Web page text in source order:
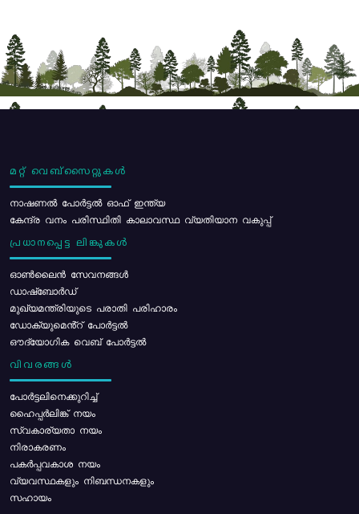
മറ്റ് വെബ്സൈറ്റുകൾ
നാഷണൽ പോർട്ടൽ ഓഫ് ഇന്ത്യ
കേന്ദ്ര വനം പരിസ്ഥിതി കാലാവസ്ഥ വ്യതിയാന വകുപ്പ്
പ്രധാനപ്പെട്ട ലിങ്കുകൾ
ഓൺലൈൻ സേവനങ്ങൾ
ഡാഷ്ബോർഡ്
മുഖ്യമന്ത്രിയുടെ പരാതി പരിഹാരം
ഡോക്യുമെൻ്റ് പോർട്ടൽ
ഔദ്യോഗിക വെബ് പോർട്ടൽ
വിവരങ്ങൾ
പോര്‍ട്ടലിനെക്കുറിച്ച്
ഹൈപ്പർലിങ്ക് നയം
സ്വകാര്യതാ നയം
നിരാകരണം
പകർപ്പവകാശ നയം
വ്യവസ്ഥകളും നിബന്ധനകളും
സഹായം